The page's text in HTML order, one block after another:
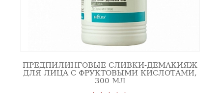
ПРЕДПИЛИНГОВЫЕ СЛИВКИ-ДЕМАКИЯЖ
ДЛЯ ЛИЦА С ФРУКТОВЫМИ КИСЛОТАМИ,
300 МЛ